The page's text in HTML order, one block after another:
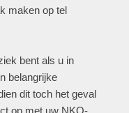
maken op tel
bent als u in
belangrijke
dit toch het geval
op met uw NKO-